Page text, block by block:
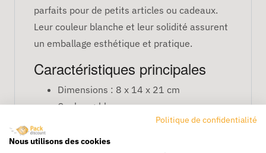
parfaits pour de petits articles ou cadeaux.
Leur couleur blanche et leur solidité assurent
un emballage esthétique et pratique.
Caractéristiques principales
Dimensions : 8 x 14 x 21 cm
Couleur : blanc
Poignée : plate ou torsadée selon
modèle
Politique de confidentialité
Nous utilisons des cookies